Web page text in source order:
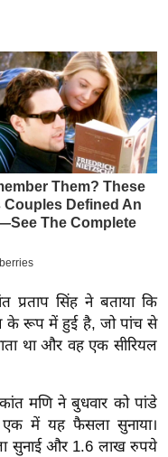
प्रताप सिंह ने बताया कि
के रूप में हुई है, जो पांच से
था और वह एक सीरियल
मणि ने बुधवार को पांडे
में यह फैसला सुनाया।
सुनाई और 1.6 लाख रुपये